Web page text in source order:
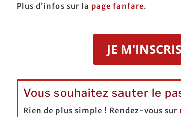
Plus d’infos sur la page fanfare.
JE
Vous souhaitez sauter le
Rien de plus simple ! Rendez-vous sur